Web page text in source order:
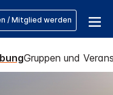
/ Mitglied werden
Gruppen und